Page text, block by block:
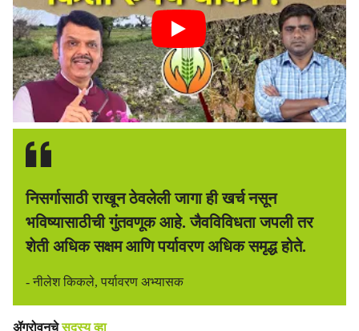
निसर्गासाठी राखून ठेवलेली जागा ही खर्च नसून
भविष्यासाठीची गुंतवणूक आहे. जैवविविधता जपली तर
शेती अधिक सक्षम आणि पर्यावरण अधिक समृद्ध होते.
- नीलेश किकले, पर्यावरण अभ्यासक
ॲग्रोवनचेसदस्य व्हा